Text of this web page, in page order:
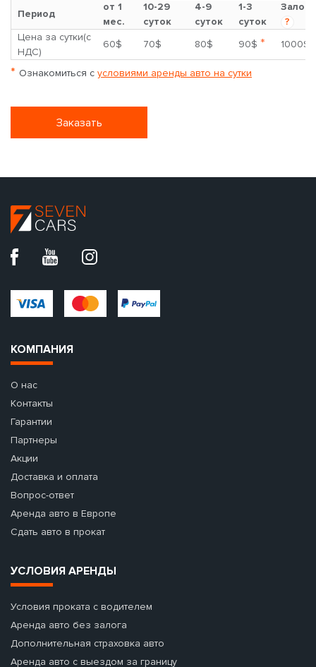
Период
от 1
мес.
10-29
суток
4-9
суток
1-3
суток
Залог
?
Цена за сутки(с
НДС)
60$ 70$ 80$ 90$ * 1000$
* Ознакомиться с условиями аренды авто на сутки
Заказать
КОМПАНИЯ
О нас
Контакты
Гарантии
Партнеры
Акции
Доставка и оплата
Вопрос-ответ
Аренда авто в Европе
Сдать авто в прокат
УСЛОВИЯ АРЕНДЫ
Условия проката с водителем
Аренда авто без залога
Дополнительная страховка авто
Аренда авто с выездом за границу